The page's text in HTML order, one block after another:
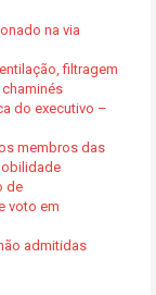
na via
filtragem
do executivo –
membros das
de
voto em
admitidas